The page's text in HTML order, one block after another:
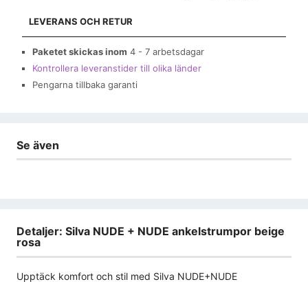
LEVERANS OCH RETUR
Paketet skickas inom 4 - 7 arbetsdagar
Kontrollera leveranstider till olika länder
Pengarna tillbaka garanti
Se även
Detaljer: Silva NUDE + NUDE ankelstrumpor beige
rosa
Upptäck komfort och stil med Silva NUDE+NUDE